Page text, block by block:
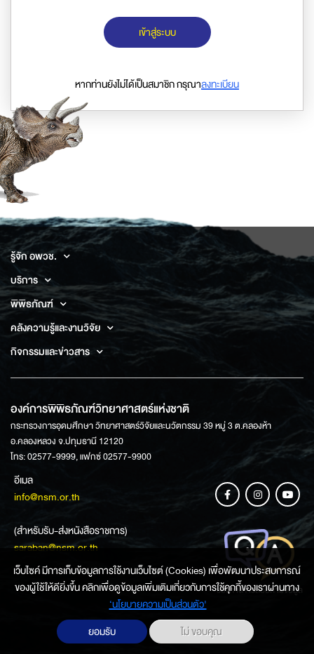
เข้าสู่ระบบ
หากท่านยังไม่ได้เป็นสมาชิก กรุณาลงทะเบียน
รู้จัก อพวช.
บริการ
พิพิธภัณฑ์
คลังความรู้และงานวิจัย
กิจกรรมและข่าวสาร
องค์การพิพิธภัณฑ์วิทยาศาสตร์แห่งชาติ
กระทรวงการอุดมศึกษา วิทยาศาสตร์วิจัยและนวัตกรรม 39 หมู่ 3 ต.คลองห้า
อ.คลองหลวง จ.ปทุมธานี 12120
โทร: 02577-9999, แฟกซ์ 02577-9900
อีเมล
info@nsm.or.th
(สำหรับรับ-ส่งหนังสือราชการ)
saraban@nsm.or.th
ช่องทางการสอบถามข้อมูล
เว็บไซค์ มีการเก็บข้อมูลการใช้งานเว็บไซต์ (Cookies) เพื่อพัฒนาประสบการณ์
ของผู้ใช้ให้ดียิ่งขึ้น คลิกเพื่อดูข้อมูลเพิ่มเติมเกี่ยวกับการใช้คุกกี้ของเราผ่านทาง
‘นโยบายความเป็นส่วนตัว'
ยอมรับ
ไม่ ขอบคุณ